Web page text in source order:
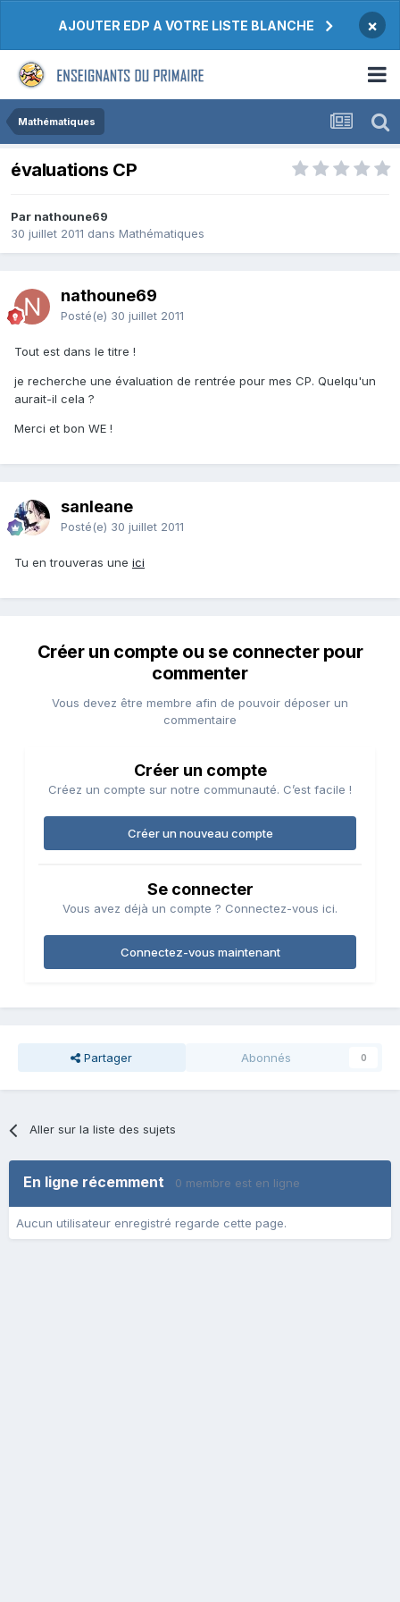
AJOUTER EDP A VOTRE LISTE BLANCHE ×
Mathématiques
évaluations CP
Par nathoune69
30 juillet 2011 dans Mathématiques
nathoune69
Posté(e) 30 juillet 2011
Tout est dans le titre !
je recherche une évaluation de rentrée pour mes CP. Quelqu'un
aurait-il cela ?
Merci et bon WE !
sanleane
Posté(e) 30 juillet 2011
Tu en trouveras une ici
Créer un compte ou se connecter pour
commenter
Vous devez être membre afin de pouvoir déposer un
commentaire
Créer un compte
Créez un compte sur notre communauté. C’est facile !
Créer un nouveau compte
Se connecter
Vous avez déjà un compte ? Connectez-vous ici.
Connectez-vous maintenant
Partager Abonnés 0
Aller sur la liste des sujets
En ligne récemment 0 membre est en ligne
Aucun utilisateur enregistré regarde cette page.